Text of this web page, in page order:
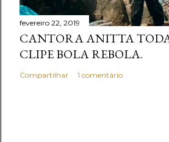
fevereiro 22, 2019
CANTORA ANITTA
CLIPE BOLA REBOLA.
Compartilhar 1 comentário